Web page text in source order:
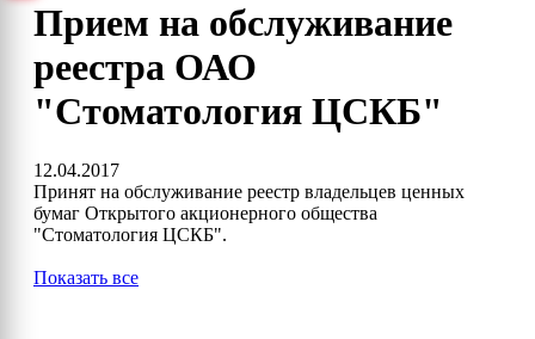
Прием на обслуживание
реестра ОАО
"Стоматология ЦСКБ"
12.04.2017
Принят на обслуживание реестр владельцев ценных
бумаг Открытого акционерного общества
"Стоматология ЦСКБ".
Показать все